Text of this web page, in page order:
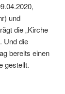
und
die „Kirche
. Und die
bereits einen
gestellt.